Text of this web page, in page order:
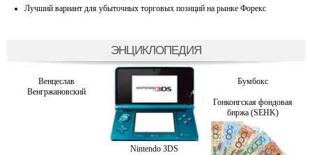
Лучший вариант для убыточных торговых позиций на рынке Форекс
ЭНЦИКЛОПЕДИЯ
Венцеслав
Венгржановский
Nintendo 3DS
Бумбокс
Гонконгская фондовая
биржа (SEHK)